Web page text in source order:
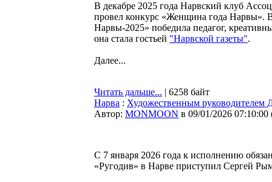
В декабре 2025 года Нарвский клуб
провел конкурс «Женщина года
Нарвы-2025» победила педагог,
она стала гостьей "Нарвской газеты".
Далее...
Читать дальше... | 6258 байт
Нарва : Художественным руководителем
Автор: MONMOON в 09/01/2026 07:10:00
С 7 января 2026 года к исполнению
«Ругодив» в Нарве приступил Сергей